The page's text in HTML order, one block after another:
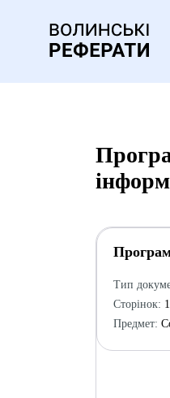
Тип
Сторінок: 1
Предмет: